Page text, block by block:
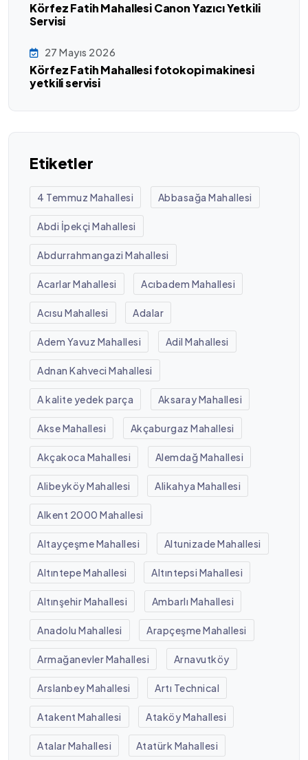
Körfez Fatih Mahallesi Canon Yazıcı Yetkili
Servisi
27 Mayıs 2026
Körfez Fatih Mahallesi fotokopi makinesi
yetkili servisi
Etiketler
4 Temmuz Mahallesi Abbasağa Mahallesi
Abdi İpekçi Mahallesi
Abdurrahmangazi Mahallesi
Acarlar Mahallesi Acıbadem Mahallesi
Acısu Mahallesi Adalar
Adem Yavuz Mahallesi Adil Mahallesi
Adnan Kahveci Mahallesi
A kalite yedek parça Aksaray Mahallesi
Akse Mahallesi Akçaburgaz Mahallesi
Akçakoca Mahallesi Alemdağ Mahallesi
Alibeyköy Mahallesi Alikahya Mahallesi
Alkent 2000 Mahallesi
Altayçeşme Mahallesi Altunizade Mahallesi
Altıntepe Mahallesi Altıntepsi Mahallesi
Altınşehir Mahallesi Ambarlı Mahallesi
Anadolu Mahallesi Arapçeşme Mahallesi
Armağanevler Mahallesi Arnavutköy
Arslanbey Mahallesi Artı Technical
Atakent Mahallesi Ataköy Mahallesi
Atalar Mahallesi Atatürk Mahallesi